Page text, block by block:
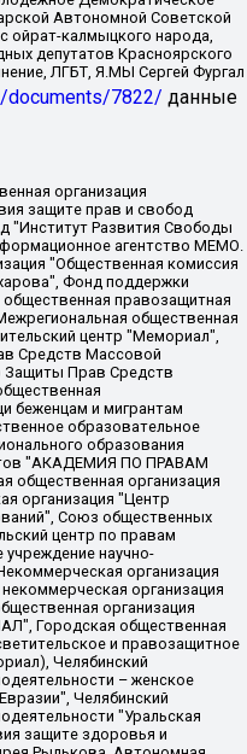
Автономной Советской
ойрат-калмыцкого народа,
депутатов Красноярского
ЛГБТ, Я.МЫ Сергей Фургал
documents/7822/ данные
Автономная некоммерческая организация по реализации социально-правовых программ "Лилит", Дальневосточное общественное движение "Маяк", Санкт-Петербургская ЛГБТ-инициативная группа "Выход", Инициативная группа ЛГБТ+ "Реверс", Алексеев Андрей Викторович, Бекбулатова Таисия Львовна, Беляев Иван Михайлович, Владыкина Елена Сергеевна, Гельман Марат Александрович, Никульшина Вероника Юрьевна, Толоконникова Надежда Андреевна, Шендерович Виктор Анатольевич, Общество с ограниченной ответственностью "Данное сообщение", Общество с ограниченной ответственностью Издательский дом "Новая глава", Айнбиндер Александра Александровна, Московский комьюнити-центр для ЛГБТ+инициатив, Благотворительный фонд развития филантропии, Deutsche Welle (Германия, Kurt-Schumacher-Strasse 3, 53113 Bonn), Борзунова Мария Михайловна, Воробьев Виктор Викторович, Голубева Анна Львовна, Константинова Алла Михайловна, Малкова Ирина Владимировна, Мурадов Мурад Абдулгалимович, Осетинская Елизавета Николаевна, Понасенков Евгений Николаевич, Ганапольский Матвей Юрьевич, Киселев Евгений Алексеевич, Борухович Ирина Григорьевна, Дремин Иван Тимофеевич, Дубровский Дмитрий Викторович, Красноярская региональная общественная организация поддержки и развития альтернативных образовательных технологий и межкультурных коммуникаций "ИНТЕРРА", Маяковская Екатерина Алексеевна, Фейгин Марк Захарович, Филимонов Андрей Викторович, Дзугкоева Регина Николаевна, Доброхотов Роман Александрович, Дудь Юрий Александрович, Елкин Сергей Владимирович, Кругликов Кирилл Игоревич, Сабунаева Мария Леонидовна, Семенов Алексей Владимирович, Шаинян Карен Багратович, Шульман Екатерина Михайловна, Асафьев Артур Валерьевич, Вахштайн Виктор Семенович, Венедиктов Алексей Алексеевич, Лушникова Екатерина Евгеньевна, Волков Леонид Михайлович, Невзоров Александр Глебович, Пархоменко Сергей Борисович, Сироткин Ярослав Николаевич, Кара-Мурза Владимир Владимирович, Баранова Наталья Владимировна, Гозман Леонид Яковлевич, Кагарлицкий Борис Юльевич, Климарев Михаил Валерьевич, Милов Владимир Станиславович, Автономная некоммерческая организация Краснодарский центр современного искусства "Типография", Моргенштерн Алишер Тагирович, Соболь Любовь Эдуардовна, Общество с ограниченной ответственностью "ЛИЗА НОРМ", Каспаров Гарри Кимович, Ходорковский Михаил Борисович, Общество с ограниченной ответственностью "Апрельские тезисы", Данилович Ирина Брониславовна, Кашин Олег Владимирович, Петров Николай Владимирович, Пивоваров Алексей Владимирович, Соколов Михаил Владимирович, Цветкова Юлия Владимировна, Чичваркин Евгений Александрович, Комитет против пыток/Команда против пыток, Общество с ограниченной ответственностью "Первый научный", Общество с ограниченной ответственностью "Вертолет и ко", Белоцерковская Вероника Борисовна, Кац Максим Евгеньевич, Лазарева Татьяна Юрьевна, Шаведдинов Руслан Табризович, Яшин Илья Валерьевич, Общество с ограниченной ответственностью "Иноагент ААВ", Алешковский Дмитрий Петрович, Альбац Евгения Марковна, Быков Дмитрий Львович, Галямина Юлия Евгеньевна, Лойко Сергей Леонидович, Мартынов Кирилл Константинович, Медведев Сергей Александрович, Крашенинников Федор Геннадиевич, Гордеева Катерина Вл